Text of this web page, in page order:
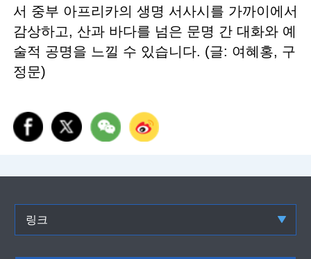
서 중부 아프리카의 생명 서사시를 가까이에서
감상하고, 산과 바다를 넘은 문명 간 대화와 예
술적 공명을 느낄 수 있습니다. (글: 여혜홍, 구
정문)
링크